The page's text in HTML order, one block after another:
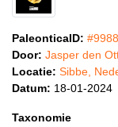
PaleonticaID: #9988
Door: Jasper den
Locatie: Sibbe,
Datum: 18-01-2024
Taxonomie